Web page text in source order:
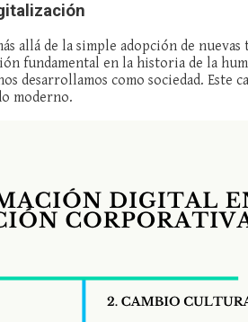
allá de la simple adopción de nuevas
fundamental en la historia de la
desarrollamos como sociedad. Este
moderno.